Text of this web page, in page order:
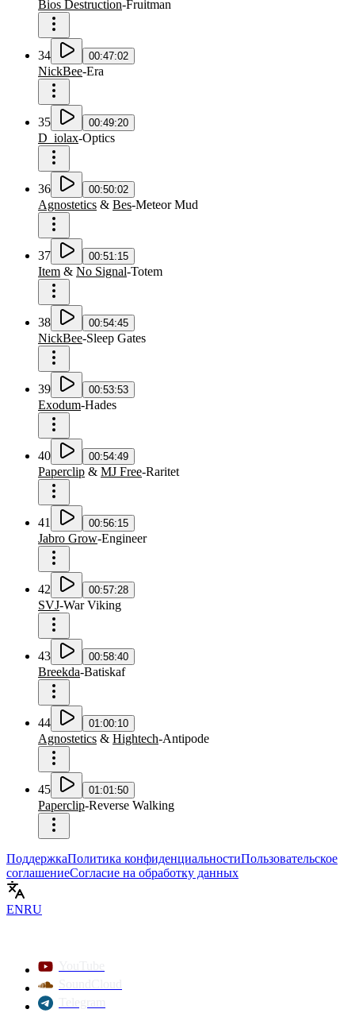
Bios Destruction-Fruitman
34 00:47:02
NickBee-Era
35 00:49:20
D_iolax-Optics
36 00:50:02
Agnostetics & Bes-Meteor Mud
37 00:51:15
Item & No Signal-Totem
38 00:54:45
NickBee-Sleep Gates
39 00:53:53
Exodum-Hades
40 00:54:49
Paperclip & MJ Free-Raritet
41 00:56:15
Jabro Grow-Engineer
42 00:57:28
SVJ-War Viking
43 00:58:40
Breekda-Batiskaf
44 01:00:10
Agnostetics & Hightech-Antipode
45 01:01:50
Paperclip-Reverse Walking
ПоддержкаПолитика конфиденциальностиПользовательское
соглашениеСогласие на обработку данных
ENRU